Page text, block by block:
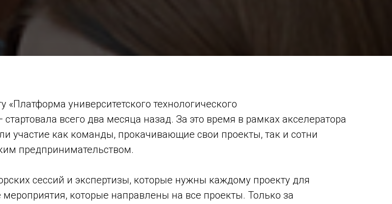
университетского технологического
стартовала всего два месяца назад. За это время в рамках акселератора
участие как команды, прокачивающие свои проекты, так и сотни
предпринимательством.
сессий и экспертизы, которые нужны каждому проекту для
которые направлены на все проекты. Только за